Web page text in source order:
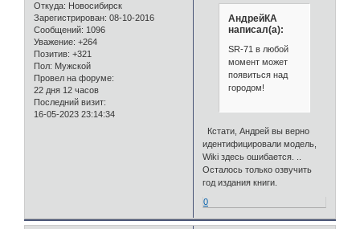
Откуда: Новосибирск
Зарегистрирован: 08-10-2016
Сообщений: 1096
Уважение: +264
Позитив: +321
Пол: Мужской
Провел на форуме:
22 дня 12 часов
Последний визит:
16-05-2023 23:14:34
АндрейКА
написал(а):
SR-71 в любой
момент может
появиться над
городом!
Кстати, Андрей вы верно
идентифицировали модель,
Wiki здесь ошибается. ..
Осталось только озвучить
год издания книги.
0